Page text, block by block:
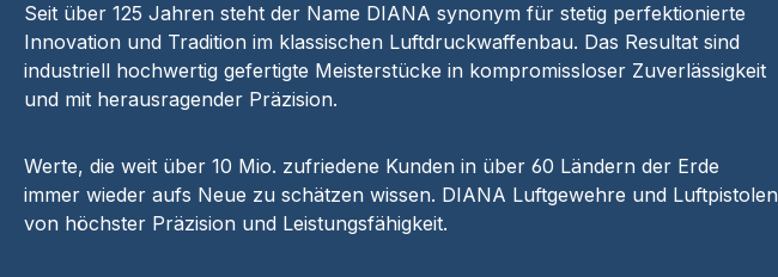
Seit über 125 Jahren steht der Name DIANA synonym für stetig perfektionierte
Innovation und Tradition im klassischen Luftdruckwaffenbau. Das Resultat sind
industriell hochwertig gefertigte Meisterstücke in kompromissloser Zuverlässigkeit
und mit herausragender Präzision.
Werte, die weit über 10 Mio. zufriedene Kunden in über 60 Ländern der Erde
immer wieder aufs Neue zu schätzen wissen. DIANA Luftgewehre und Luftpistolen
von höchster Präzision und Leistungsfähigkeit.